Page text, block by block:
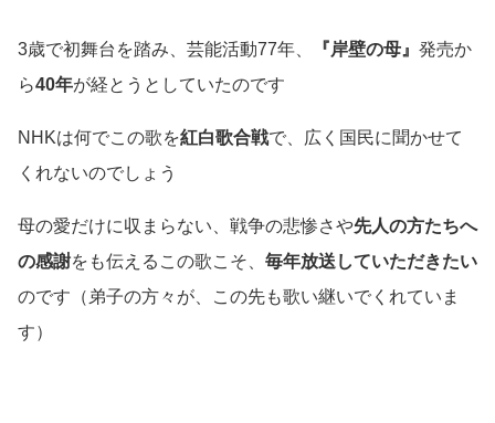
3歳で初舞台を踏み、芸能活動77年、 『岸壁の母』 発売か
ら40年が経とうとしていたのです
NHKは何でこの歌を紅白歌合戦で、広く国民に聞かせて
くれないのでしょう
母の愛だけに収まらない、戦争の悲惨さや先人の方たちへ
の感謝をも伝えるこの歌こそ、 毎年放送していただきたい
のです （弟子の方々が、この先も歌い継いでくれていま
す）